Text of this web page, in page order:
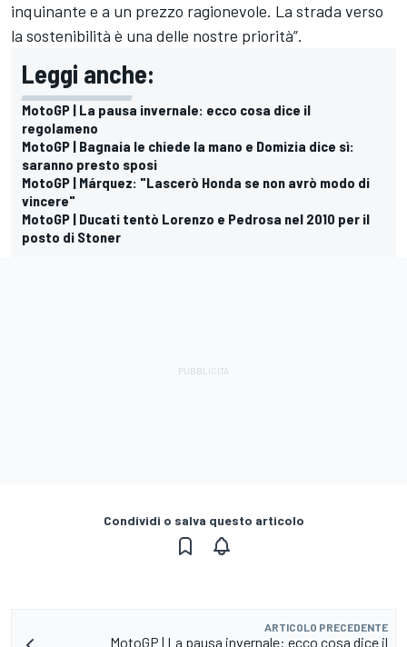
inquinante e a un prezzo ragionevole. La strada verso
la sostenibilità è una delle nostre priorità”.
Leggi anche:
MotoGP | La pausa invernale: ecco cosa dice il
regolameno
MotoGP | Bagnaia le chiede la mano e Domizia dice sì:
saranno presto sposi
MotoGP | Márquez: "Lascerò Honda se non avrò modo di
vincere"
MotoGP | Ducati tentò Lorenzo e Pedrosa nel 2010 per il
posto di Stoner
Condividi o salva questo articolo
ARTICOLO PRECEDENTE
MotoGP | La pausa invernale: ecco cosa dice il